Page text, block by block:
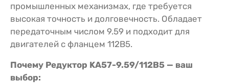
промышленных механизмах, где требуется
высокая точность и долговечность. Обладает
передаточным числом 9.59 и подходит для
двигателей с фланцем 112В5.
Почему Редуктор KA57-9.59/112В5 — ваш
выбор: